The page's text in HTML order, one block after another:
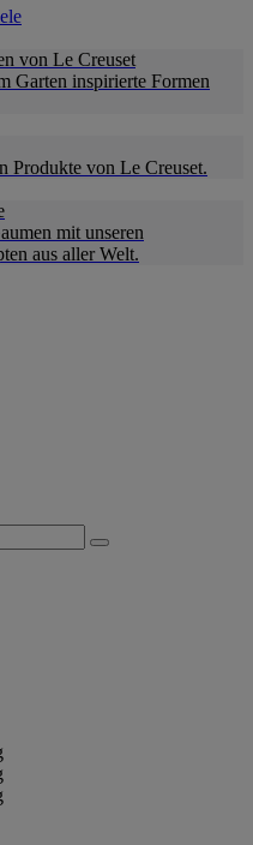
von Le Creuset
Garten inspirierte Formen
Produkte von Le Creuset.
mit unseren
aus aller Welt.